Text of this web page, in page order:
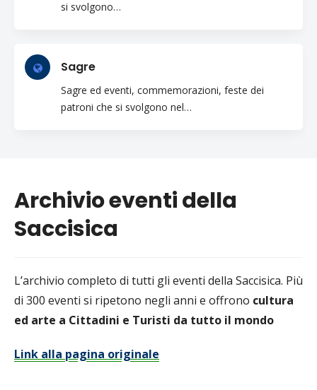
si svolgono…
Sagre
Sagre ed eventi, commemorazioni, feste dei
patroni che si svolgono nel…
Archivio eventi della
Saccisica
L’archivio completo di tutti gli eventi della Saccisica. Più
di 300 eventi si ripetono negli anni e offrono cultura
ed arte a Cittadini e Turisti da tutto il mondo
Link alla pagina originale